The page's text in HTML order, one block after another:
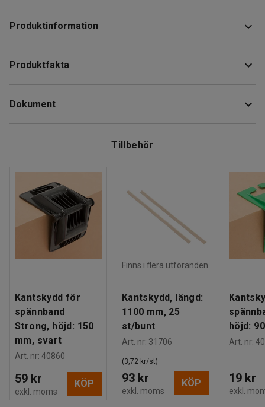
Produktinformation
som ger hög slitstyrka. Banden är mjuka och skonsamma
Du kan snabbt och enkelt sträcka balpressbanden med
balpressmaskiner och avfallskomprimatorer.
Produktfakta
Bredd: 13 mm
Vikt: 12,4 kg
Dokument
Tillbehör
Kantskydd för
spännband
Strong, höjd: 150
mm, svart
Art. nr: 40860
59 kr
exkl. moms
KÖP
Finns i flera utföranden
Kantskydd, längd:
1100 mm, 25
st/bunt
Art. nr: 31706
93 kr
(3,72 kr/st)
exkl. moms
KÖP
höjd:
Art. nr:
19 kr
exkl.